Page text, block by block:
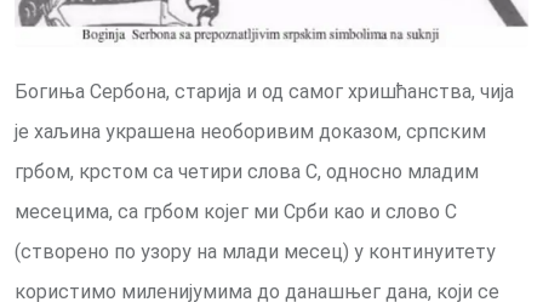
Богиња Сербона, старија и од самог хришћанства, чија
је хаљина украшена необоривим доказом, српским
грбом, крстом са четири слова С, односно младим
месецима, са грбом којег ми Срби као и слово С
(створено по узору на млади месец) у континуитету
користимо миленијумима до данашњег дана, који се